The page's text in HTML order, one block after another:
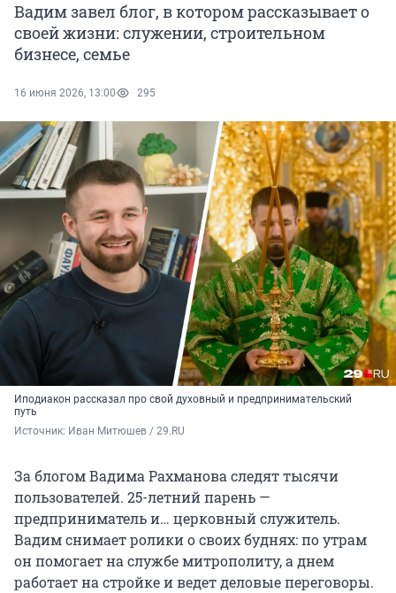
Вадим завел блог, в котором рассказывает о
своей жизни: служении, строительном
бизнесе, семье
16 июня 2026, 13:00 295
Иподиакон рассказал про свой духовный и предпринимательский
путь
Источник: Иван Митюшев / 29.RU
За блогом Вадима Рахманова следят тысячи
пользователей. 25-летний парень —
предприниматель и… церковный служитель.
Вадим снимает ролики о своих буднях: по утрам
он помогает на службе митрополиту, а днем
работает на стройке и ведет деловые переговоры.